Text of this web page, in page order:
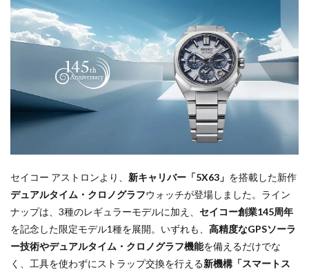
セイコー アストロンより、 新キャリバー「5X63」 を搭載した新作
デュアルタイム・クロノグラフウォッチが登場しました。ライン
ナップは、3種のレギュラーモデルに加え、 セイコー創業145周年
を記念した限定モデル1種を展開。いずれも、 高精度なGPSソーラ
ー技術やデュアルタイム・クロノグラフ機能を備えるだけでな
く、工具を使わずにストラップ交換を行える新機構「スマートス